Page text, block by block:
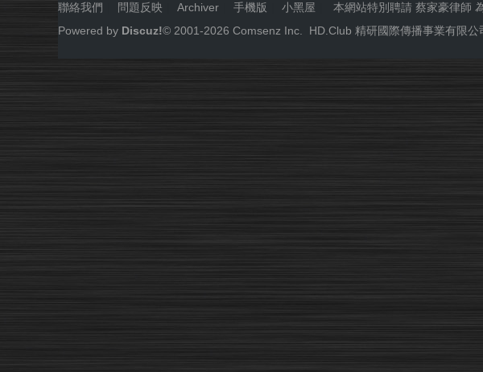
聯絡我們 問題反映 Archiver 手機版 小黑屋 本網站特別聘請 蔡家豪律師
Powered by Discuz!© 2001-2026 Comsenz Inc. HD.Club 精研國際傳播事業有限公